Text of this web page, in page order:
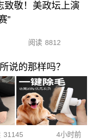
致敬！美政坛上演
”
阅读 8812
说的那样吗？
31145 4小时前